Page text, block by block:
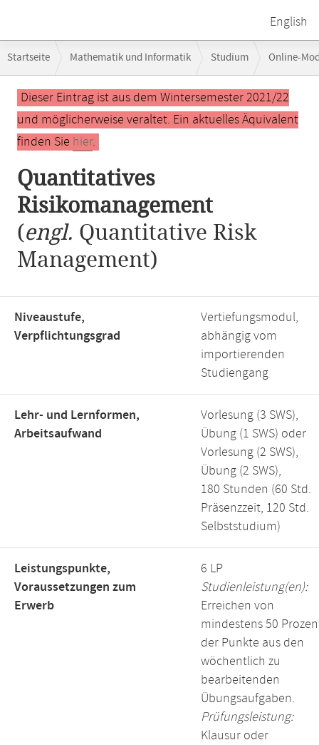
English
Navigation
Startseite Mathematik und Informatik Studium Online-
Hauptinhalt
Dieser Eintrag ist aus dem Wintersemester 2021/22
und möglicherweise veraltet. Ein aktuelles Äquivalent
finden Sie hier.
Quantitatives
Risikomanagement
(engl. Quantitative Risk
Management)
Niveaustufe,
Verpflichtungsgrad
Vertiefungsmodul,
abhängig vom
importierenden
Studiengang
Lehr- und Lernformen,
Arbeitsaufwand
Vorlesung (3 SWS),
Übung (1 SWS) oder
Vorlesung (2 SWS),
Übung (2 SWS),
180 Stunden (60 Std.
Präsenzzeit, 120 Std.
Selbststudium)
Leistungspunkte,
Voraussetzungen zum
Erwerb
6 LP
Studienleistung(en):
Erreichen von
mindestens 50
der Punkte aus den
wöchentlich zu
bearbeitenden
Übungsaufgaben.
Prüfungsleistung:
Klausur oder